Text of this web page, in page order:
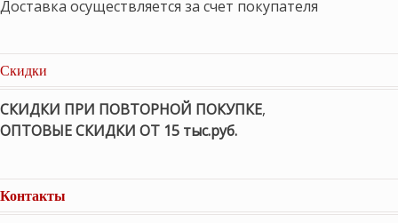
Доставка осуществляется за счет покупателя
Скидки
СКИДКИ ПРИ ПОВТОРНОЙ ПОКУПКЕ,
ОПТОВЫЕ СКИДКИ ОТ 15 тыс.руб.
Контакты